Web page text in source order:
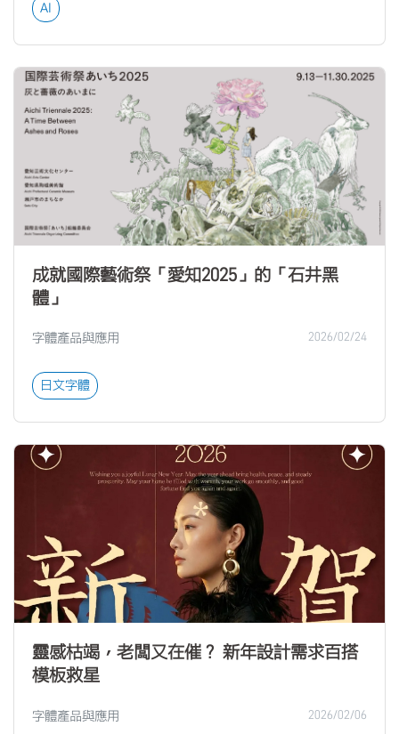
AI
成就國際藝術祭「愛知2025」的「石井黑
體」
字體產品與應用 2026/02/24
日文字體
靈感枯竭，老闆又在催？ 新年設計需求百搭
模板救星
字體產品與應用 2026/02/06